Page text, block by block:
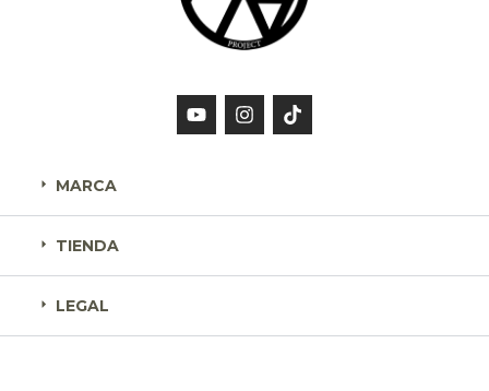
MARCA
TIENDA
LEGAL